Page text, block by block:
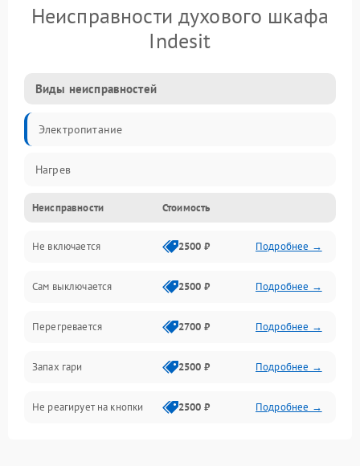
Неисправности духового шкафа
Indesit
Виды неисправностей
Электропитание
Нагрев
Неисправности Стоимость
Не включается 2500 ₽ Подробнее →
Сам выключается 2500 ₽ Подробнее →
Перегревается 2700 ₽ Подробнее →
Запах гари 2500 ₽ Подробнее →
Не реагирует на кнопки 2500 ₽ Подробнее →